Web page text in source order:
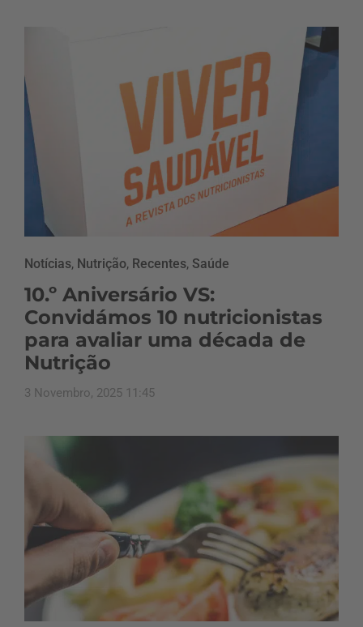
Notícias, Nutrição, Recentes, Saúde
10.º Aniversário VS:
Convidámos 10 nutricionistas
para avaliar uma década de
Nutrição
3 Novembro, 2025 11:45